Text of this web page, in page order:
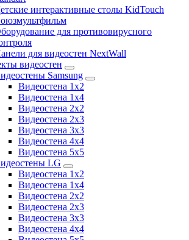
интерактивные столы KidTouch
для противовирусного
для видеостен NextWall
видеостен
Samsung
Видеостена 1x2
Видеостена 1x4
Видеостена 2x2
Видеостена 2х3
Видеостена 3x3
Видеостена 4x4
Видеостена 5x5
LG
Видеостена 1x2
Видеостена 1x4
Видеостена 2x2
Видеостена 2x3
Видеостена 3x3
Видеостена 4x4